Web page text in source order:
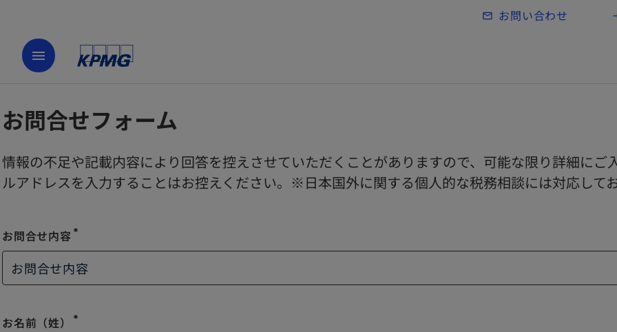
Skip to main content
mail_outline お問い合わせ
menu
お問合せフォーム
情報の不足や記載内容により回答を控えさせていただくことがありますので、可能な限り詳細に
ルアドレスを入力することはお控えください。※日本国外に関する個人的な税務相談には対応して
お問合せ内容
お問合せ内容 emergency
お名前（姓） emergency